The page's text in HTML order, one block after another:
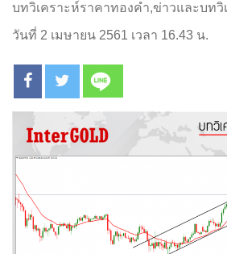
บทวิเคราะห์ราคาทองคำ,ข่าวและบทวิ
วันที่ 2 เมษายน 2561 เวลา 16.43 น.